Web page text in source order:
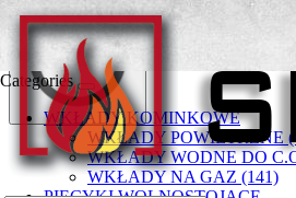
Categories
WKŁADY KOMINKOWE
WKŁADY POWIETRZNE
WKŁADY WODNE DO
WKŁADY NA GAZ (141)